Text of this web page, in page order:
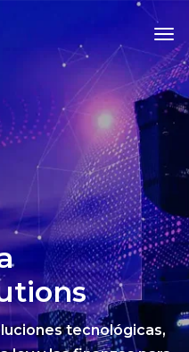
tecnológicas,